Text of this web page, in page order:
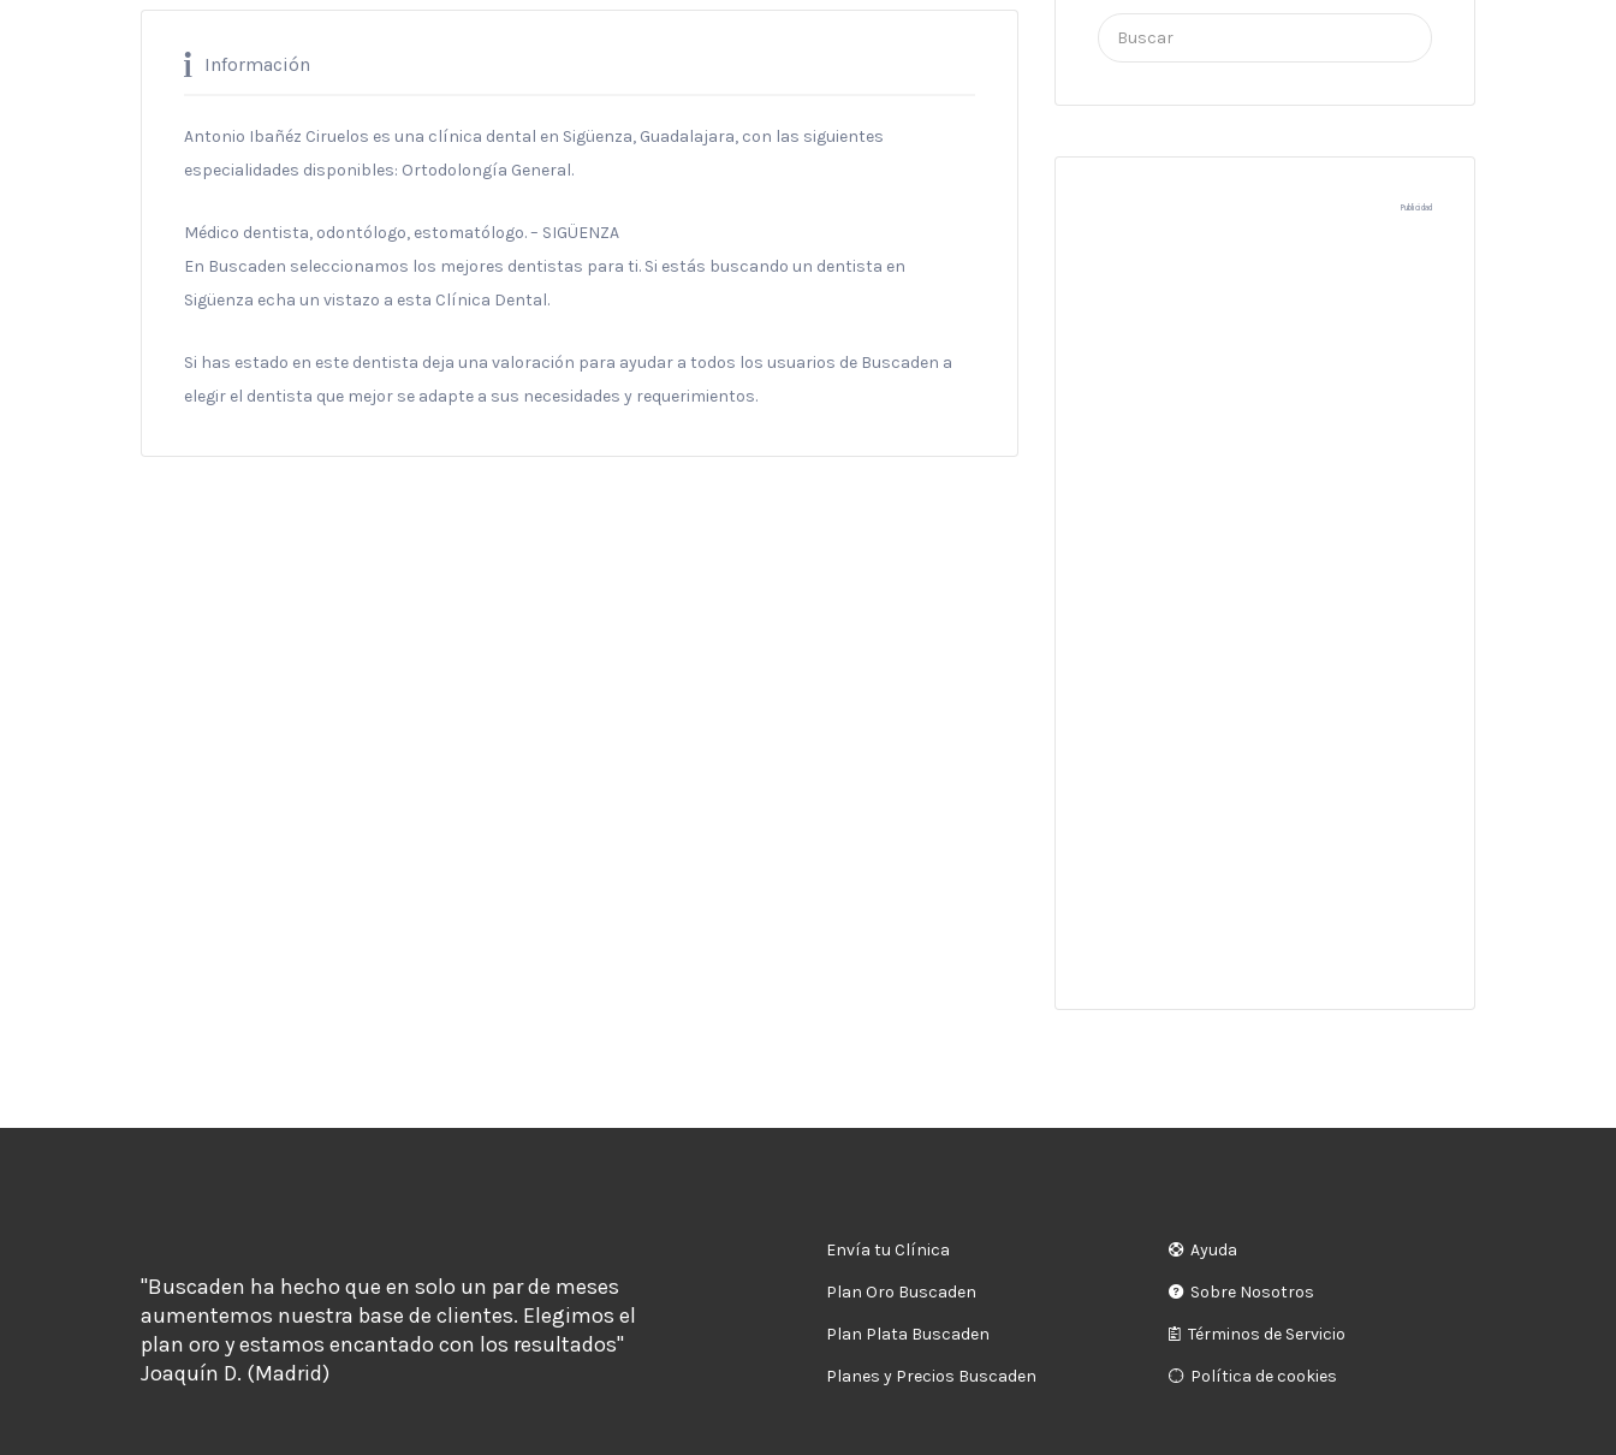
Información
Antonio Ibañéz Ciruelos es una clínica dental en Sigüenza, Guadalajara, con las siguientes
especialidades disponibles: Ortodolongía General.
Médico dentista, odontólogo, estomatólogo. – SIGÜENZA
En Buscaden seleccionamos los mejores dentistas para ti. Si estás buscando un dentista en
Sigüenza echa un vistazo a esta Clínica Dental.
Si has estado en este dentista deja una valoración para ayudar a todos los usuarios de Buscaden a
elegir el dentista que mejor se adapte a sus necesidades y requerimientos.
Buscar
por:
Publicidad
"Buscaden ha hecho que en solo un par de meses
aumentemos nuestra base de clientes. Elegimos el
plan oro y estamos encantado con los resultados"
Joaquín D. (Madrid)
Envía tu Clínica
Plan Oro Buscaden
Plan Plata Buscaden
Planes y Precios Buscaden
Ayuda
Sobre Nosotros
Términos de Servicio
Política de cookies